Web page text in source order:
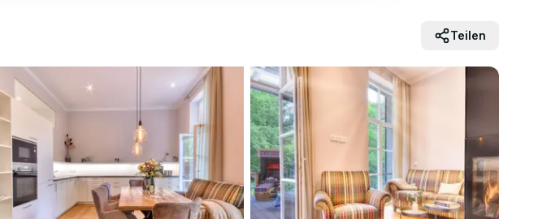
Gastgeber werden
Ferienwohnung vermieten
Über uns
Unser Team kennenlernen
Jobs
Karriere bei ruyastay®
Teilen